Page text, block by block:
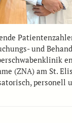
und
(ZNA) am St.
personell